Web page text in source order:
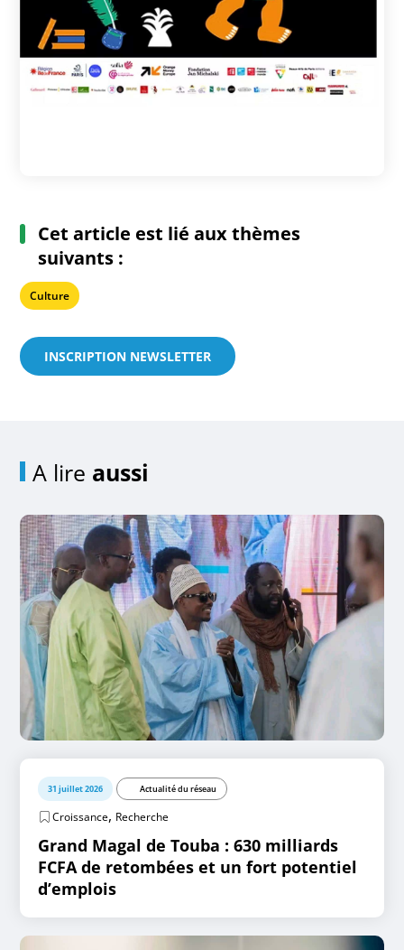
Cet article est lié aux thèmes
suivants :
Culture
INSCRIPTION NEWSLETTER
A lire aussi
31 juillet 2026 Actualité du réseau
Croissance, Recherche
Grand Magal de Touba : 630 milliards
FCFA de retombées et un fort potentiel
d’emplois